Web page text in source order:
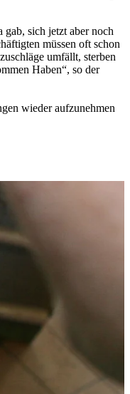
sich jetzt aber noch
müssen oft schon
umfällt, sterben
Haben“, so der
wieder aufzunehmen